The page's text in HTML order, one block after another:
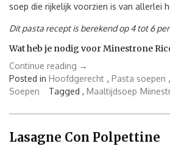
soep die rijkelijk voorzien is van allerlei
Dit pasta recept is berekend op 4 tot 6
Wat heb je nodig voor Minestrone
Continue reading “Minestrone
Ricco”
→
Posted in Hoofdgerecht , Pasta soepen ,
Soepen
Tagged , Maaltijdsoep
Lasagne Con Polpettine